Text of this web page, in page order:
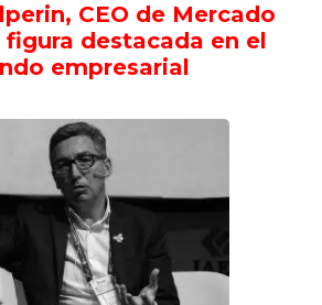
CEO de Mercado
figura destacada en el
empresarial